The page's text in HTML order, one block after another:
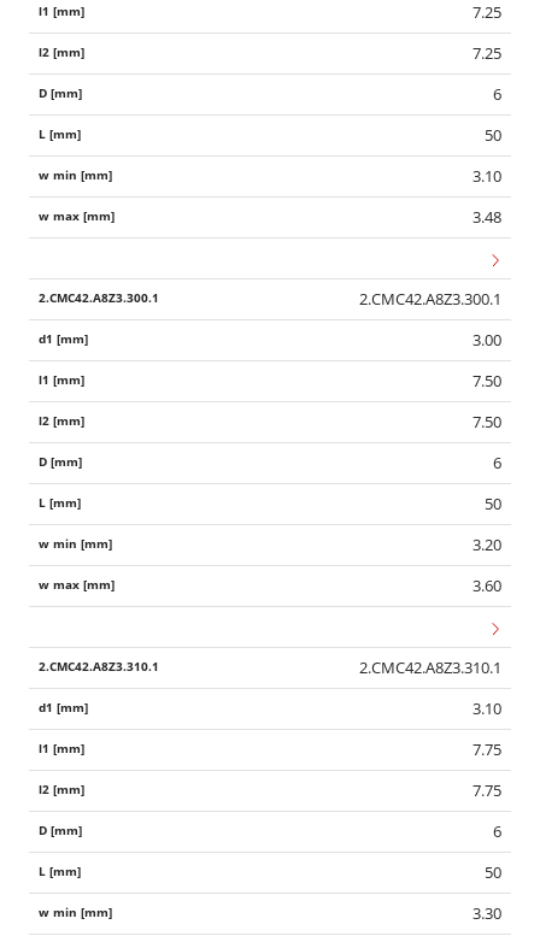
7.25
7.25
6
50
3.10
3.48
2.CMC42.A8Z3.300.1
3.00
7.50
7.50
6
50
3.20
3.60
2.CMC42.A8Z3.310.1
3.10
7.75
7.75
6
50
3.30